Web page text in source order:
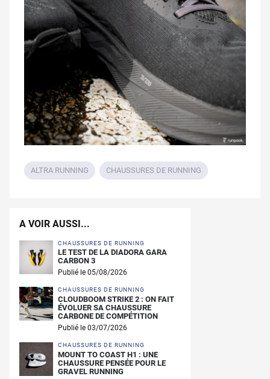
ALTRA RUNNING CHAUSSURES DE RUNNING
A VOIR AUSSI...
CHAUSSURES DE RUNNING
LE TEST DE LA DIADORA GARA
CARBON 3
Publié le 05/08/2026
CHAUSSURES DE RUNNING
CLOUDBOOM STRIKE 2 : ON FAIT
ÉVOLUER SA CHAUSSURE
CARBONE DE COMPÉTITION
Publié le 03/07/2026
CHAUSSURES DE RUNNING
MOUNT TO COAST H1 : UNE
CHAUSSURE PENSÉE POUR LE
GRAVEL RUNNING